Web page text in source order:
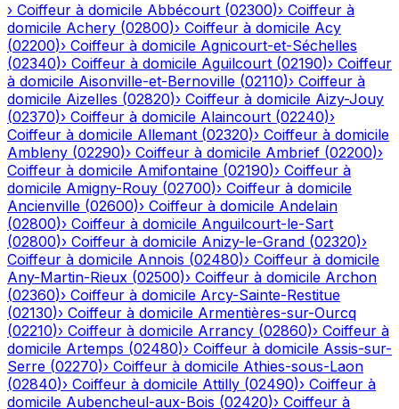
› Coiffeur à domicile Abbécourt (02300)› Coiffeur à
domicile Achery (02800)› Coiffeur à domicile Acy
(02200)› Coiffeur à domicile Agnicourt-et-Séchelles
(02340)› Coiffeur à domicile Aguilcourt (02190)› Coiffeur
à domicile Aisonville-et-Bernoville (02110)› Coiffeur à
domicile Aizelles (02820)› Coiffeur à domicile Aizy-Jouy
(02370)› Coiffeur à domicile Alaincourt (02240)›
Coiffeur à domicile Allemant (02320)› Coiffeur à domicile
Ambleny (02290)› Coiffeur à domicile Ambrief (02200)›
Coiffeur à domicile Amifontaine (02190)› Coiffeur à
domicile Amigny-Rouy (02700)› Coiffeur à domicile
Ancienville (02600)› Coiffeur à domicile Andelain
(02800)› Coiffeur à domicile Anguilcourt-le-Sart
(02800)› Coiffeur à domicile Anizy-le-Grand (02320)›
Coiffeur à domicile Annois (02480)› Coiffeur à domicile
Any-Martin-Rieux (02500)› Coiffeur à domicile Archon
(02360)› Coiffeur à domicile Arcy-Sainte-Restitue
(02130)› Coiffeur à domicile Armentières-sur-Ourcq
(02210)› Coiffeur à domicile Arrancy (02860)› Coiffeur à
domicile Artemps (02480)› Coiffeur à domicile Assis-sur-
Serre (02270)› Coiffeur à domicile Athies-sous-Laon
(02840)› Coiffeur à domicile Attilly (02490)› Coiffeur à
domicile Aubencheul-aux-Bois (02420)› Coiffeur à